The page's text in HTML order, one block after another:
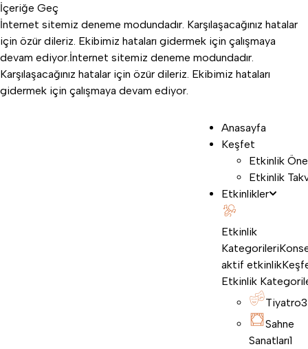
İçeriğe Geç
İnternet sitemiz deneme modundadır. Karşılaşacağınız hatalar
için özür dileriz. Ekibimiz hataları gidermek için çalışmaya
devam ediyor.İnternet sitemiz deneme modundadır.
Karşılaşacağınız hatalar için özür dileriz. Ekibimiz hataları
gidermek için çalışmaya devam ediyor.
Anasayfa
Keşfet
Etkinlik
Etkinlik
Etkinlikler
Etkinlik
Kategorileri
aktif etkinlik
Etkinlik
Tiyatro3
Sahne
Sanatları1